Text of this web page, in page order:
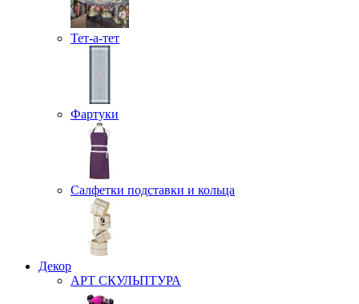
Тет-а-тет
Фартуки
Салфетки подставки и кольца
Декор
АРТ СКУЛЬПТУРА